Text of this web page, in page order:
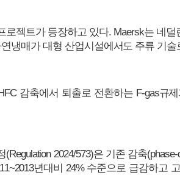
로젝트가 등장하고 있다. Maersk는 네
냉매가 대형 산업시설에서도 주류 기
감축에서 퇴출로 전환하는 F-gas규
(Regulation 2024/573)은 기존 감축
년대비 24% 수준으로 급감하고